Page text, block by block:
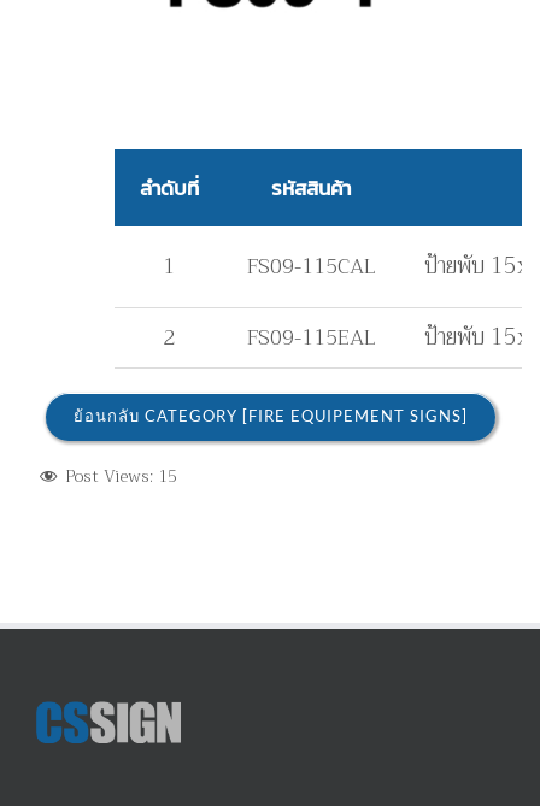
ลำดับที่ รหัสสินค้า
1 FS09-115CAL ป้ายพับ
2 FS09-115EAL ป้ายพับ
ย้อนกลับ CATEGORY [FIRE EQUIPEMENT SIGNS]
Post Views: 15